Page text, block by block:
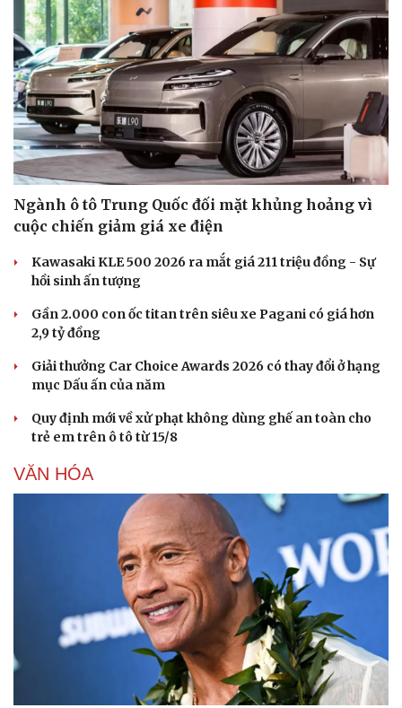
Kể chuyện cho bé
Hạt giống tâm hồn
Ngành ô tô Trung Quốc đối mặt khủng hoảng vì
cuộc chiến giảm giá xe điện
Kawasaki KLE 500 2026 ra mắt giá 211 triệu đồng - Sự
hồi sinh ấn tượng
Gần 2.000 con ốc titan trên siêu xe Pagani có giá hơn
2,9 tỷ đồng
Giải thưởng Car Choice Awards 2026 có thay đổi ở hạng
mục Dấu ấn của năm
Quy định mới về xử phạt không dùng ghế an toàn cho
trẻ em trên ô tô từ 15/8
VĂN HÓA